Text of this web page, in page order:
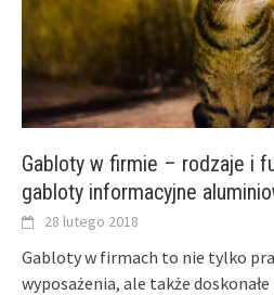
Gabloty w firmie – rodzaje i
gabloty informacyjne
28 lutego 2018
Gabloty w firmach to nie tylko
wyposażenia, ale także